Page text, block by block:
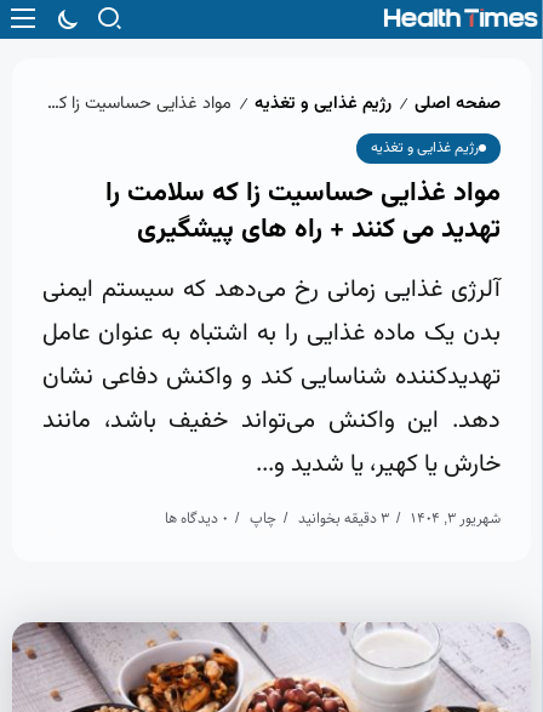
صفحه اصلی / رژیم غذایی و تغذیه / مواد غذایی حساسیت‌ زا که سلامت را تهدید می‌ کنند + راه‌ های پیشگیری
رژیم غذایی و تغذیه
مواد غذایی حساسیت‌ زا که سلامت را
تهدید می‌ کنند + راه‌ های پیشگیری
آلرژی غذایی زمانی رخ می‌دهد که سیستم ایمنی
بدن یک ماده غذایی را به اشتباه به عنوان عامل
تهدیدکننده شناسایی کند و واکنش دفاعی نشان
دهد. این واکنش می‌تواند خفیف باشد، مانند
خارش یا کهیر، یا شدید و...
شهریور 3, 1404 3 دقیقه بخوانید چاپ 0 دیدگاه ها